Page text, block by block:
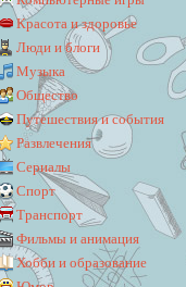
Красота и здоровье
Люди и блоги
Музыка
Общество
Путешествия и события
Развлечения
Сериалы
Спорт
Транспорт
Фильмы и анимация
Хобби и образование